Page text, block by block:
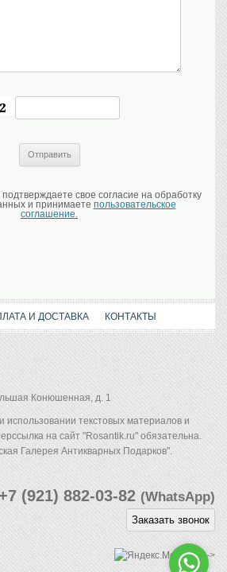
свое согласие на обработку
и принимаете пользовательское
соглашение.
И ДОСТАВКА КОНТАКТЫ
Конюшенная, д. 1
текстовых материалов и
на сайт "Rosantik.ru" обязательна.
Галерея Антикварных Подарков".
(921) 882-03-82(WhatsApp)
Заказать звонок
-->